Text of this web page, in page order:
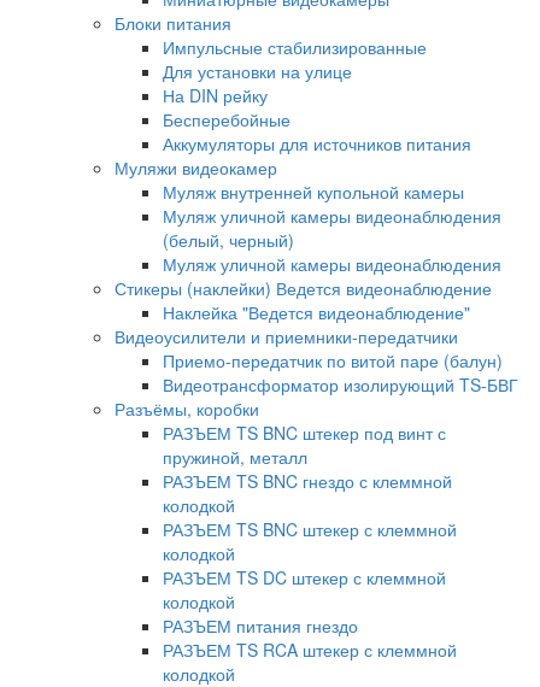
Блоки питания
Импульсные стабилизированные
Для установки на улице
На DIN рейку
Бесперебойные
Аккумуляторы для источников питания
Муляжи видеокамер
Муляж внутренней купольной камеры
Муляж уличной камеры видеонаблюдения
(белый, черный)
Муляж уличной камеры видеонаблюдения
Стикеры (наклейки) Ведется видеонаблюдение
Наклейка "Ведется видеонаблюдение"
Видеоусилители и приемники-передатчики
Приемо-передатчик по витой паре (балун)
Видеотрансформатор изолирующий TS-БВГ
Разъёмы, коробки
РАЗЪЕМ TS BNC штекер под винт с
пружиной, металл
РАЗЪЕМ TS BNC гнездо с клеммной
колодкой
РАЗЪЕМ TS BNC штекер с клеммной
колодкой
РАЗЪЕМ TS DC штекер с клеммной
колодкой
РАЗЪЕМ питания гнездо
РАЗЪЕМ TS RCA штекер с клеммной
колодкой